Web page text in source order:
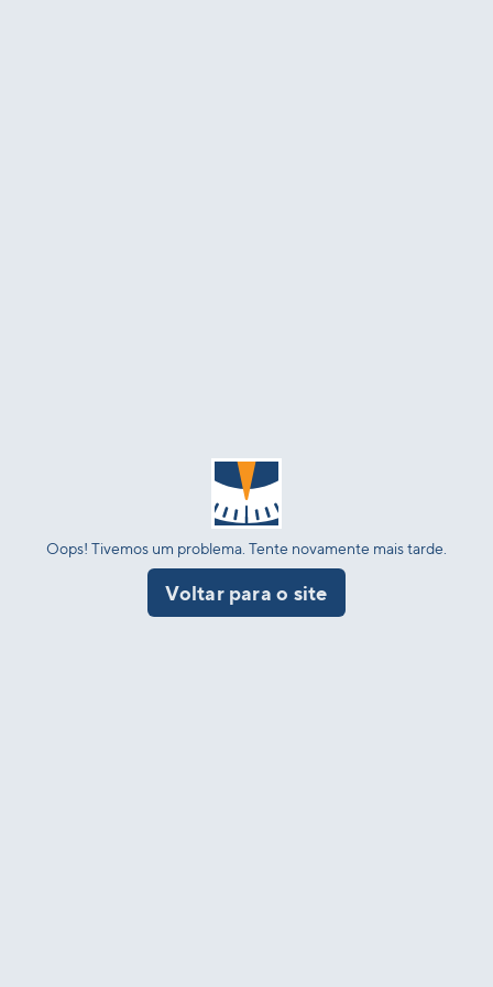
Oops! Tivemos um problema. Tente novamente mais tarde.
Voltar para o site